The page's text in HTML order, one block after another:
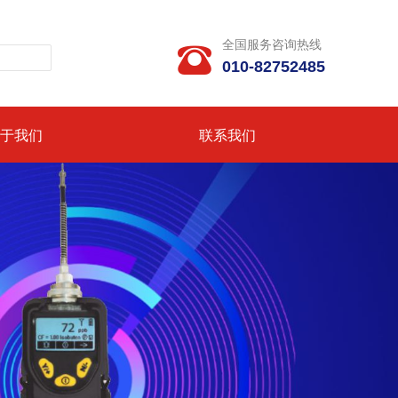
 全国服务咨询热线
010-82752485
我们 联系我们